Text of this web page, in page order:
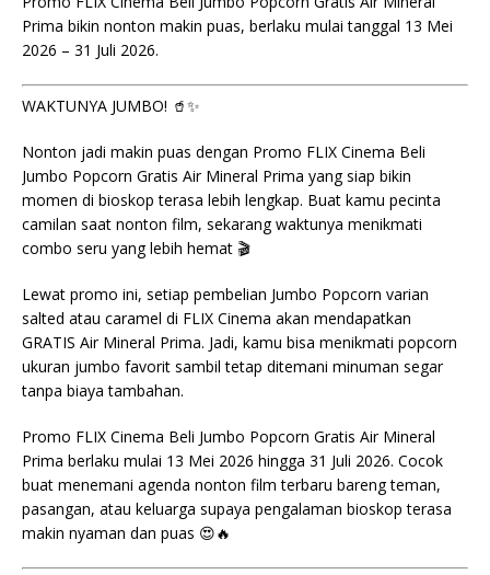
Prima bikin nonton makin puas, berlaku mulai tanggal 13 Mei
2026 – 31 Juli 2026.
WAKTUNYA JUMBO! 🥤✨
Nonton jadi makin puas dengan Promo FLIX Cinema Beli
Jumbo Popcorn Gratis Air Mineral Prima yang siap bikin
momen di bioskop terasa lebih lengkap. Buat kamu pecinta
camilan saat nonton film, sekarang waktunya menikmati
combo seru yang lebih hemat 🎬
Lewat promo ini, setiap pembelian Jumbo Popcorn varian
salted atau caramel di FLIX Cinema akan mendapatkan
GRATIS Air Mineral Prima. Jadi, kamu bisa menikmati popcorn
ukuran jumbo favorit sambil tetap ditemani minuman segar
tanpa biaya tambahan.
Promo FLIX Cinema Beli Jumbo Popcorn Gratis Air Mineral
Prima berlaku mulai 13 Mei 2026 hingga 31 Juli 2026. Cocok
buat menemani agenda nonton film terbaru bareng teman,
pasangan, atau keluarga supaya pengalaman bioskop terasa
makin nyaman dan puas 😍🔥